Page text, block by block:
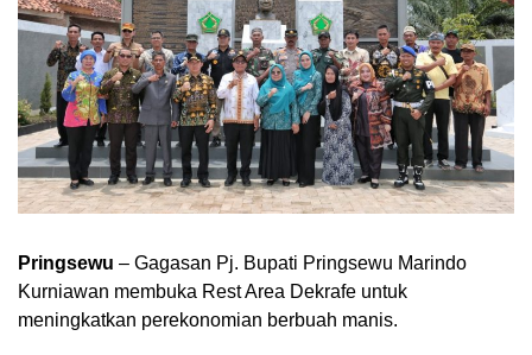
Pringsewu – Gagasan Pj. Bupati Pringsewu Marindo
Kurniawan membuka Rest Area Dekrafe untuk
meningkatkan perekonomian berbuah manis.